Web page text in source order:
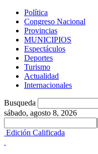
Política
Congreso Nacional
Provincias
MUNICIPIOS
Espectáculos
Deportes
Turismo
Actualidad
Internacionales
Busqueda
sábado, agosto 8, 2026
Edición Calificada